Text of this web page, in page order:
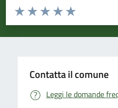
Valuta da 1 a 5 stelle la pagina
Valuta 5 stelle
Valuta 4 stelle su 5
Valuta 3 stelle su 5
Valuta 2 stelle su 5
Valuta 1 stelle su 5
Contatta il comune
Leggi le domande